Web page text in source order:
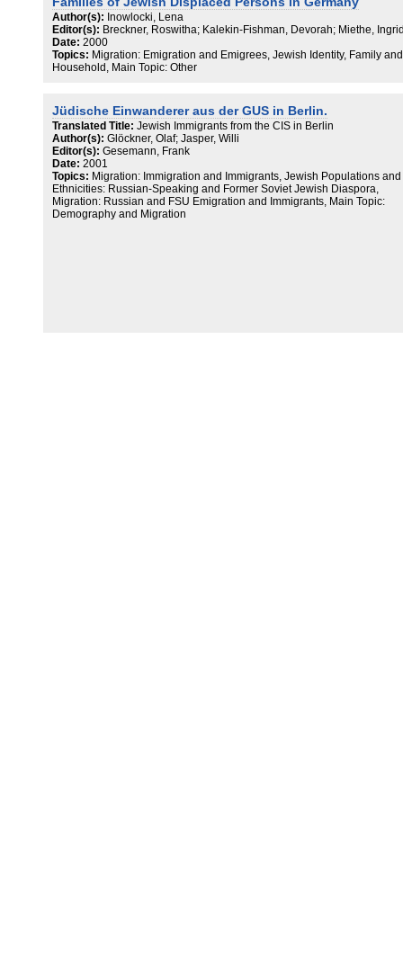
Author(s): Inowlocki, Lena
Editor(s): Breckner, Roswitha; Kalekin-Fishman, Devorah; Miethe,
Date: 2000
Topics: Migration: Emigration and Emigrees, Jewish Identity, Family and
Household, Main Topic: Other
Jüdische Einwanderer aus der GUS in Berlin.
Translated Title: Jewish Immigrants from the CIS in Berlin
Author(s): Glöckner, Olaf; Jasper, Willi
Editor(s): Gesemann, Frank
Date: 2001
Topics: Migration: Immigration and Immigrants, Jewish Populations and
Ethnicities: Russian-Speaking and Former Soviet Jewish Diaspora,
Migration: Russian and FSU Emigration and Immigrants, Main Topic:
Demography and Migration